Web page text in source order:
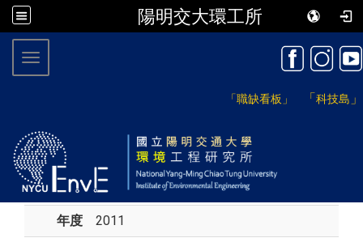
陽明交大環工所
「職缺看板」 「科技島 」
Toggle navigation
年度 2011